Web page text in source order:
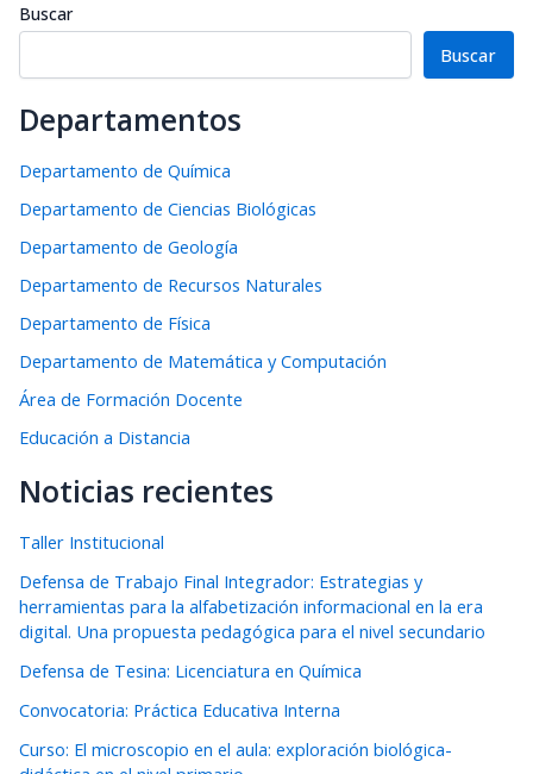
Buscar
Buscar
Departamentos
Departamento de Química
Departamento de Ciencias Biológicas
Departamento de Geología
Departamento de Recursos Naturales
Departamento de Física
Departamento de Matemática y Computación
Área de Formación Docente
Educación a Distancia
Noticias recientes
Taller Institucional
Defensa de Trabajo Final Integrador: Estrategias y
herramientas para la alfabetización informacional en la era
digital. Una propuesta pedagógica para el nivel secundario
Defensa de Tesina: Licenciatura en Química
Convocatoria: Práctica Educativa Interna
Curso: El microscopio en el aula: exploración biológica-